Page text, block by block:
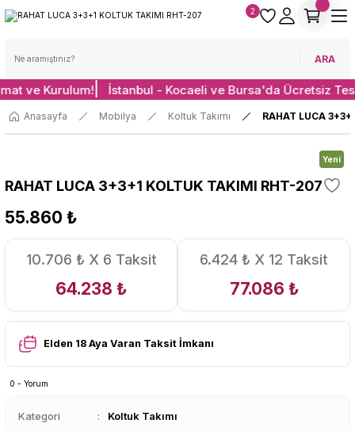
ARA
2
ve Kurulum! İstanbul - Kocaeli ve Bursa'da Ücretsiz
Anasayfa Mobilya Koltuk Takımı RAHAT LUCA
Yeni
RAHAT LUCA 3+3+1 KOLTUK TAKIMI RHT-207
55.860 ₺
10.706 ₺ X 6 Taksit
64.238 ₺
6.424 ₺ X 12 Taksit
77.086 ₺
Elden 18 Aya Varan Taksit İmkanı
0 - Yorum
Kategori Koltuk Takımı